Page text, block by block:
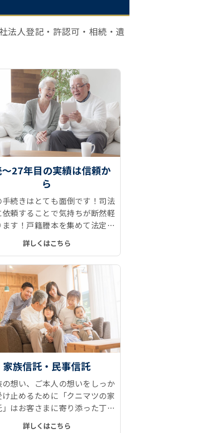
法人登記・許認可・相続・遺
27年目の実績は信頼か
ら
手続きはとても面倒です！司法
頼することで気持ちが断然軽
ます！戸籍謄本を集めて法定相
を取得、遺産分割協議、相続登
金解約などがとてもスムーズで
詳しくはこちら
家族信託・民事信託
の想い、ご本人の想いをしっか
け止めるために「クニマツの家
はお客さまに寄り添った丁寧
を行い、財産管理、財産承継の
詳しくはこちら